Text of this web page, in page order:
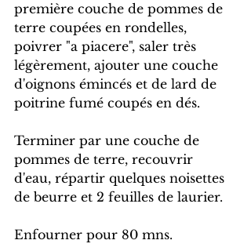
première couche de pommes de
terre coupées en rondelles,
poivrer "a piacere", saler très
légèrement, ajouter une couche
d'oignons émincés et de lard de
poitrine fumé coupés en dés.
Terminer par une couche de
pommes de terre, recouvrir
d'eau, répartir quelques noisettes
de beurre et 2 feuilles de laurier.
Enfourner pour 80 mns.